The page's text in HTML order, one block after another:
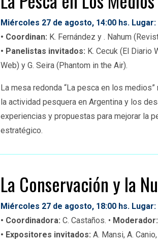
Miércoles 27 de agosto, 14:00 hs.
• Coordinan: K. Fernández y . Nahum
• Panelistas invitados: K. Cecuk (El Diario
Web) y G. Seira (Phantom in the Air).
La mesa redonda “La pesca en los
la actividad pesquera en Argentina y los
experiencias y propuestas para mejorar la
estratégico.
La Conservación y la
Miércoles 27 de agosto, 18:00 hs.
• Coordinadora: C. Castaños. • Moderador:
• Expositores invitados: A. Mansi, A.